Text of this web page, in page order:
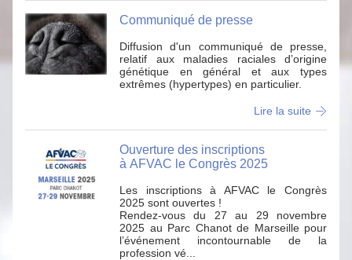
Communiqué de presse
Diffusion d'un communiqué de presse,
relatif aux maladies raciales d’origine
génétique en général et aux types
extrêmes (hypertypes) en particulier.
Lire la suite
Ouverture des inscriptions
à AFVAC le Congrès 2025
Les inscriptions à AFVAC le Congrès
2025 sont ouvertes !
Rendez-vous du 27 au 29 novembre
2025 au Parc Chanot de Marseille pour
l’événement incontournable de la
profession vé...